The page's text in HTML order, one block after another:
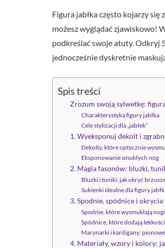
Figura jabłka często kojarzy się
możesz wyglądać zjawiskowo!
podkreślać swoje atuty. Odkryj
jednocześnie dyskretnie
Spis treści
Zrozum swoją sylwetkę:
Charakterystyka figury jabłka
Cele stylizacji dla „jabłek”
1. Wyeksponuj dekolt i
Dekolty, które optycznie
Eksponowanie smukłych nóg
2. Magia fasonów: bluzki,
Bluzki i tuniki: jak ukryć
Sukienki idealne dla figury
3. Spodnie, spódnice i
Spodnie, które wysmuklają
Spódnice, które dodają
Marynarki i kardigany:
4. Materiały, wzory i kolory: